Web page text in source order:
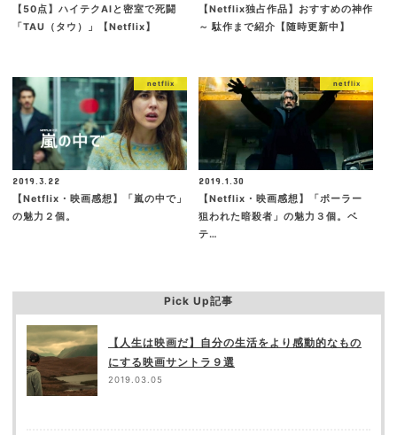
【50点】ハイテクAIと密室で死闘
「TAU（タウ）」【Netflix】
【Netflix独占作品】おすすめの神作
～ 駄作まで紹介【随時更新中】
netflix
2019.3.22
【Netflix・映画感想】「嵐の中で」
の魅力２個。
netflix
2019.1.30
【Netflix・映画感想】「ポーラー
狙われた暗殺者」の魅力３個。ベ
テ…
Pick Up記事
【人生は映画だ】自分の生活をより感動的なもの
にする映画サントラ９選
2019.03.05